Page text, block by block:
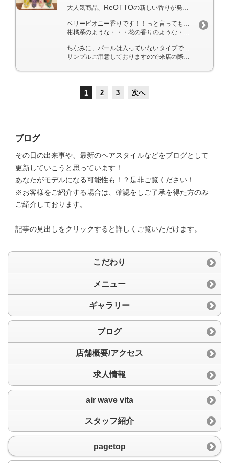
大人気商品、 ReOTTOの新しい香りが発売されました♪”
ベリーピオニー香りです！！っと言ってもあまりピンとこない方のほうが多いと思いますが＾＾；
柑橘系のような・・・花の香りのような・・・♪リラックスできそうなイイにおいです。
ちなみに、パールは入っていないタイプで、もちろん髪にも肌にも使えますよ！！
サンプルご用意しておりますので来店の際にはぜひ！使ってみてください＾＾
1 2 3 次へ
ブログ
その日の出来事や、最新のヘアスタイルなどをブログとして
更新していこうと思っています！
あなたがモデルになる可能性も！？是非ご覧ください！
※お客様をご紹介する場合は、確認をしご了承を得た方のみ
ご紹介しております。
記事の見出しをクリックすると詳しくご覧いただけます。
こだわり
メニュー
ギャラリー
ブログ
店舗概要/アクセス
求人情報
air wave vita
スタッフ紹介
pagetop